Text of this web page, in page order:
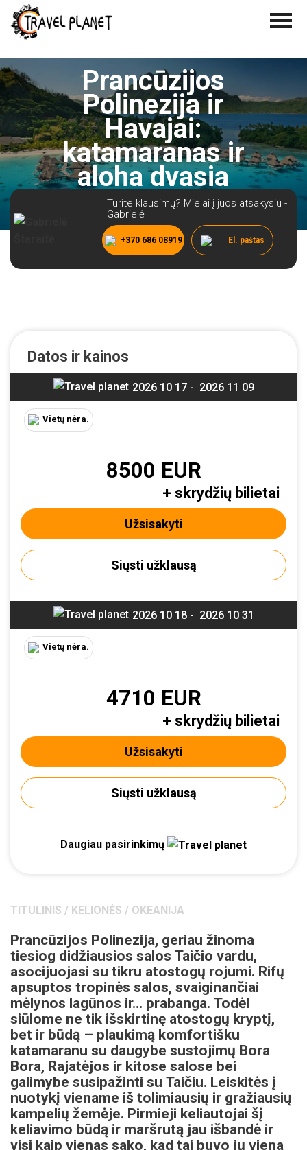
Prancūzijos
Polinezija ir
Havajai:
katamaranas ir
aloha dvasia
TITULINIS / KELIONĖS / OKEANIJA
Prancūzijos Polinezija, geriau žinoma
tiesiog didžiausios salos Taičio vardu,
asocijuojasi su tikru atostogų rojumi. Rifų
apsuptos tropinės salos, svaiginančiai
mėlynos lagūnos ir… prabanga. Todėl
siūlome ne tik išskirtinę atostogų kryptį,
bet ir būdą – plaukimą komfortišku
katamaranu su daugybe sustojimų Bora
Bora, Rajatėjos ir kitose salose bei
galimybe susipažinti su Taičiu. Leiskitės į
nuotykį viename iš tolimiausių ir gražiausių
kampelių žemėje. Pirmieji keliautojai šį
keliavimo būdą ir maršrutą jau išbandė ir
visi kaip vienas sako, kad tai buvo jų viena
Datos ir kainos
2026 10 17 - 2026 11 09
Vietų nėra.
8500 EUR
+ skrydžių bilietai
Užsisakyti
Siųsti užklausą
2026 10 18 - 2026 10 31
Vietų nėra.
4710 EUR
+ skrydžių bilietai
Užsisakyti
Siųsti užklausą
Daugiau pasirinkimų
Turite klausimų? Mielai į juos atsakysiu -
Gabrielė
+370 686 08919 El. paštas